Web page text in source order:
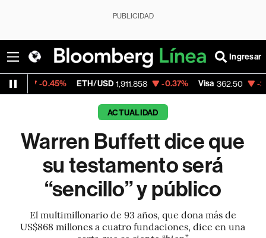
PUBLICIDAD
Ingresar
ETH/USD 1,911.858 -0.37% Visa 362.50 -2.15%
ACTUALIDAD
Warren Buffett dice que
su testamento será
“sencillo” y público
El multimillonario de 93 años, que dona más de
US$868 millones a cuatro fundaciones, dice en una